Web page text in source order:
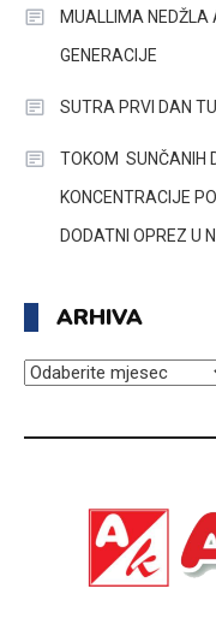
MUALLIMA NEDŽLA
GENERACIJE
SUTRA PRVI DAN
TOKOM SUNČANIH
KONCENTRACIJE
DODATNI OPREZ U
ARHIVA
ARHIVA